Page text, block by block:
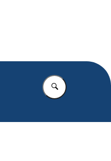
Vul in wat u